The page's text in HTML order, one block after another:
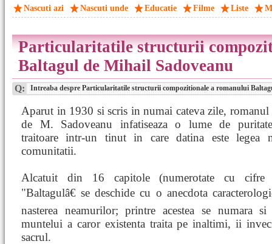
Nascuti azi Nascuti unde Educatie Filme Liste
Particularitatile structurii
Baltagul de Mihail Sadoveanu
Q: Intreaba despre Particularitatile structurii compozitionale a romanului
Aparut in 1930 si scris in numai cateva zile,
de M. Sadoveanu infatiseaza o lume de
traitoare intr-un tinut in care datina este legea
comunitatii.
Alcatuit din 16 capitole (numerotate cu cifre
"Baltagulâ€ se deschide cu o anecdota
nasterea neamurilor; printre acestea se numara
muntelui a caror existenta traita pe inaltimi, ii
sacrul.